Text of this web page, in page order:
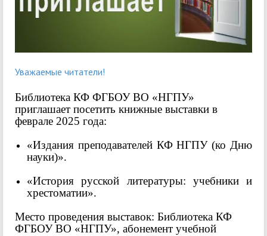
Уважаемые читатели!
Библиотека КФ ФГБОУ ВО «НГПУ»
приглашает посетить книжные выставки в
феврале 2025 года:
«Издания преподавателей КФ НГПУ (ко Дню
науки)».
«История русской литературы: учебники и
хрестоматии».
Место проведения выставок: Библиотека КФ
ФГБОУ ВО «НГПУ», абонемент учебной